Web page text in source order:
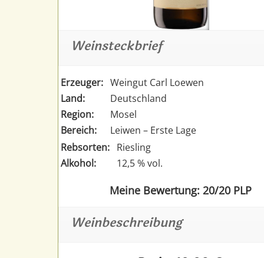
Weinsteckbrief
Erzeuger: Weingut Carl Loewen
Land:
Deutschland
Region:
Mosel
Bereich:
Leiwen – Erste Lage
Rebsorten: Riesling
Alkohol:
12,5 % vol.
Meine Bewertung: 20/20 PLP
Weinbeschreibung